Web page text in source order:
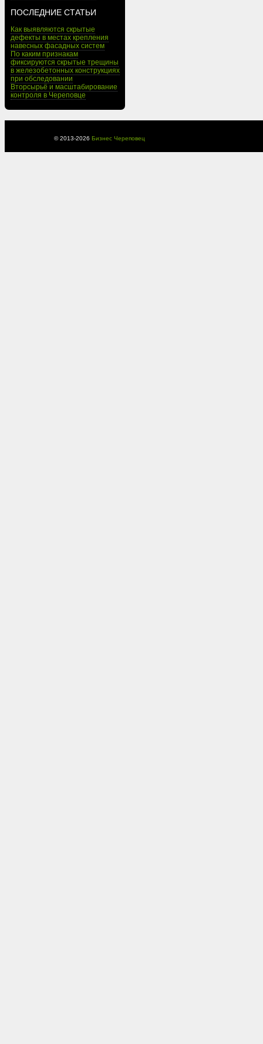
ПОСЛЕДНИЕ СТАТЬИ
Как выявляются скрытые
дефекты в местах крепления
навесных фасадных систем
По каким признакам
фиксируются скрытые трещины
в железобетонных конструкциях
при обследовании
Вторсырьё и масштабирование
контроля в Череповце
© 2013-2026 Бизнес Череповец